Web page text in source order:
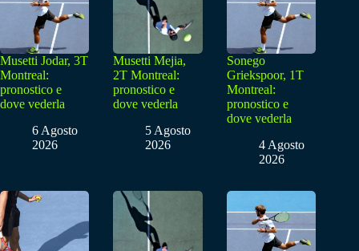
Musetti Jodar, 3T
Montreal:
pronostico e
dove vederla
6 Agosto
2026
Musetti Mejia,
2T Montreal:
pronostico e
dove vederla
5 Agosto
2026
Sonego
Griekspoor, 1T
Montreal:
pronostico e
dove vederla
4 Agosto
2026